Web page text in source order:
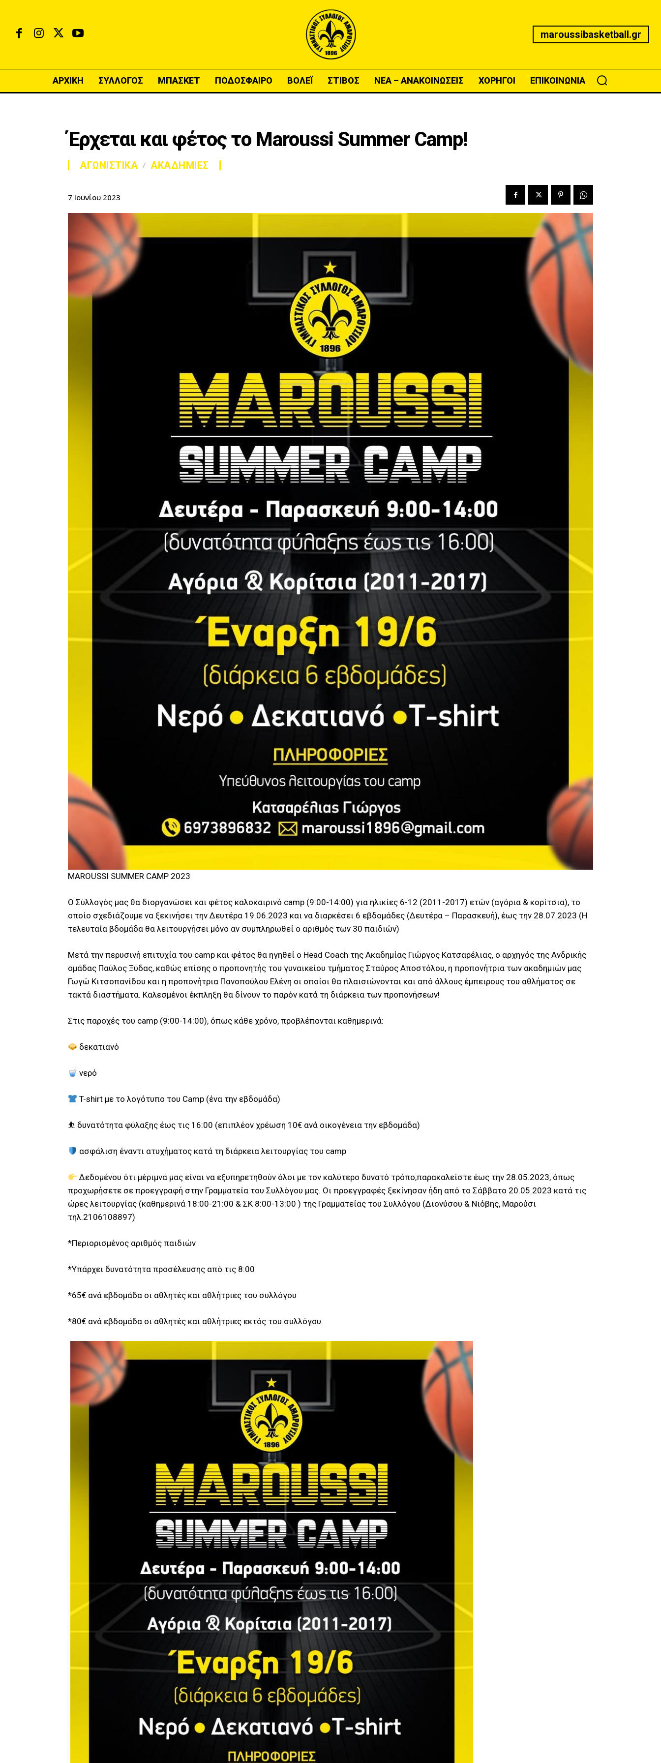
maroussibasketball.gr
ΑΡΧΙΚΗ ΣΥΛΛΟΓΟΣ ΜΠΑΣΚΕΤ ΠΟΔΟΣΦΑΙΡΟ ΒΟΛΕΪ ΣΤΙΒΟΣ ΝΕΑ – ΑΝΑΚΟΙΝΩΣΕΙΣ ΧΟΡΗΓΟΙ ΕΠΙΚΟΙΝΩΝΙΑ
Έρχεται και φέτος το Maroussi Summer Camp!
ΑΓΩΝΙΣΤΙΚΑ ΑΚΑΔΗΜΙΕΣ
7 Ιουνίου 2023
MAROUSSI SUMMER CAMP 2023
Ο Σύλλογός μας θα διοργανώσει και φέτος καλοκαιρινό camp (9:00-14:00) για ηλικίες 6-12 (2011-2017) ετών (αγόρια & κορίτσια), το
οποίο σχεδιάζουμε να ξεκινήσει την Δευτέρα 19.06.2023 και να διαρκέσει 6 εβδομάδες (Δευτέρα – Παρασκευή), έως την 28.07.2023 (Η
τελευταία βδομάδα θα λειτουργήσει μόνο αν συμπληρωθεί ο αριθμός των 30 παιδιών)
Μετά την περυσινή επιτυχία του camp και φέτος θα ηγηθεί ο Head Coach της Ακαδημίας Γιώργος Κατσαρέλιας, ο αρχηγός της Ανδρικής
ομάδας Παύλος Ξύδας, καθώς επίσης ο προπονητής του γυναικείου τμήματος Σταύρος Αποστόλου, η προπονήτρια των ακαδημιών μας
Γωγώ Κιτσοπανίδου και η προπονήτρια Πανοπούλου Ελένη οι οποίοι θα πλαισιώνονται και από άλλους έμπειρους του αθλήματος σε
τακτά διαστήματα. Καλεσμένοι έκπληξη θα δίνουν το παρόν κατά τη διάρκεια των προπονήσεων!
Στις παροχές του camp (9:00-14:00), όπως κάθε χρόνο, προβλέπονται καθημερινά:
δεκατιανό
νερό
T-shirt με το λογότυπο του Camp (ένα την εβδομάδα)
⛹️ δυνατότητα φύλαξης έως τις 16:00 (επιπλέον χρέωση 10€ ανά οικογένεια την εβδομάδα)
ασφάλιση έναντι ατυχήματος κατά τη διάρκεια λειτουργίας του camp
Δεδομένου ότι μέριμνά μας είναι να εξυπηρετηθούν όλοι με τον καλύτερο δυνατό τρόπο,παρακαλείστε έως την 28.05.2023, όπως
προχωρήσετε σε προεγγραφή στην Γραμματεία του Συλλόγου μας. Οι προεγγραφές ξεκίνησαν ήδη από το Σάββατο 20.05.2023 κατά τις
ώρες λειτουργίας (καθημερινά 18:00-21:00 & ΣΚ 8:00-13:00 ) της Γραμματείας του Συλλόγου (Διονύσου & Νιόβης, Μαρούσι
τηλ.2106108897)
*Περιορισμένος αριθμός παιδιών
*Υπάρχει δυνατότητα προσέλευσης από τις 8:00
*65€ ανά εβδομάδα οι αθλητές και αθλήτριες του συλλόγου
*80€ ανά εβδομάδα οι αθλητές και αθλήτριες εκτός του συλλόγου.